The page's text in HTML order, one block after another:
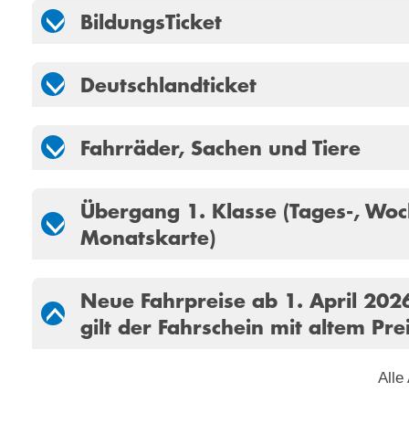
BildungsTicket
Deutschlandticket
Fahrräder, Sachen und Tiere
Übergang 1. Klasse (Tages-,
Monatskarte)
Neue Fahrpreise ab 1. April
gilt der Fahrschein mit altem
Alle